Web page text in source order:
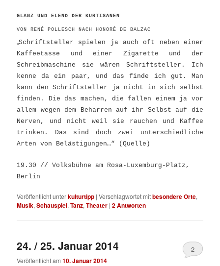
GLANZ UND ELEND DER KURTISANEN
VON RENÉ POLLESCH NACH HONORÉ DE BALZAC
„Schriftsteller spielen ja auch oft neben einer
Kaffeetasse und einer Zigarette und der
Schreibmaschine sie wären Schriftsteller. Ich
kenne da ein paar, und das finde ich gut. Man
kann den Schriftsteller ja nicht in sich selbst
finden. Die das machen, die fallen einem ja vor
allem wegen dem Beharren auf ihr Selbst auf die
Nerven, und nicht weil sie rauchen und Kaffee
trinken. Das sind doch zwei unterschiedliche
Arten von Belästigungen…“ (Quelle )
19.30 // Volksbühne am Rosa-Luxemburg-Platz,
Berlin
Veröffentlicht unterkulturtipp |Verschlagwortet mitbesondere Orte,
Musik,Schauspiel,Tanz,Theater |2Antworten
24. / 25. Januar 2014
Veröffentlicht am10. Januar 2014
2